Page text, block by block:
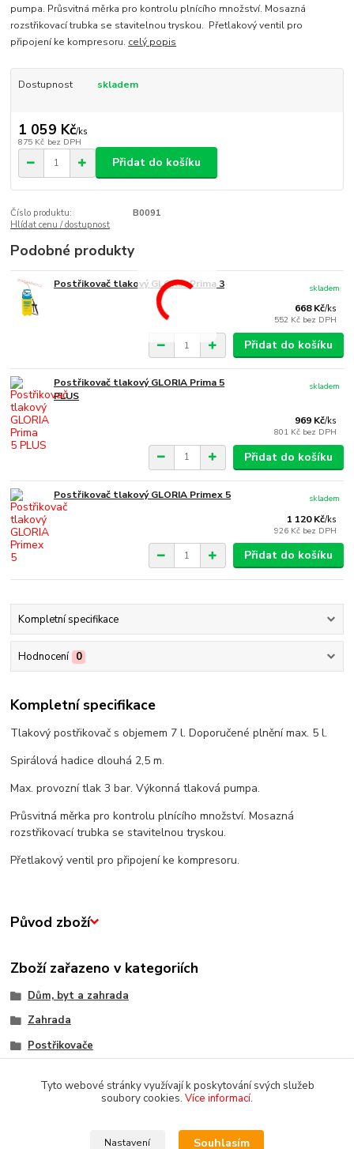
pumpa. Průsvitná měrka pro kontrolu plnícího množství. Mosazná
rozstřikovací trubka se stavitelnou tryskou. Přetlakový ventil pro
připojení ke kompresoru. celý popis
Dostupnost skladem
1 059 Kč/ks
875 Kč bez DPH
Přidat do košíku
Číslo produktu:
B0091
Hlídat cenu / dostupnost
Podobné produkty
Postřikovač tlakový GLORIA Prima 3
668 Kč/ks
552 Kč bez DPH
skladem
Přidat do košíku
Postřikovač tlakový GLORIA Prima 5
PLUS
969 Kč/ks
801 Kč bez DPH
skladem
Přidat do košíku
Postřikovač tlakový GLORIA Primex 5
1 120 Kč/ks
926 Kč bez DPH
skladem
Přidat do košíku
Kompletní specifikace
Hodnocení 0
Kompletní specifikace
Tlakový postřikovač s objemem 7 l. Doporučené plnění max. 5 l.
Spirálová hadice dlouhá 2,5 m.
Max. provozní tlak 3 bar. Výkonná tlaková pumpa.
Průsvitná měrka pro kontrolu plnícího množství. Mosazná
rozstřikovací trubka se stavitelnou tryskou.
Přetlakový ventil pro připojení ke kompresoru.
Původ zboží
Zboží zařazeno v kategoriích
Dům, byt a zahrada
Zahrada
Postřikovače
Tyto webové stránky využívají k poskytování svých služeb
soubory cookies. Více informací.
Nastavení Souhlasím